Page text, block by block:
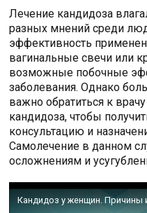
Лечение кандидоза
разных мнений среди
эффективность
вагинальные свечи или
возможные побочные
заболевания. Однако
важно обратиться к
кандидоза, чтобы
консультацию и
Самолечение в данном
осложнениям и